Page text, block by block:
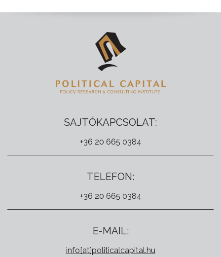
SAJTÓKAPCSOLAT:
+36 20 665 0384
TELEFON:
+36 20 665 0384
E-MAIL:
info[at]politicalcapital.hu